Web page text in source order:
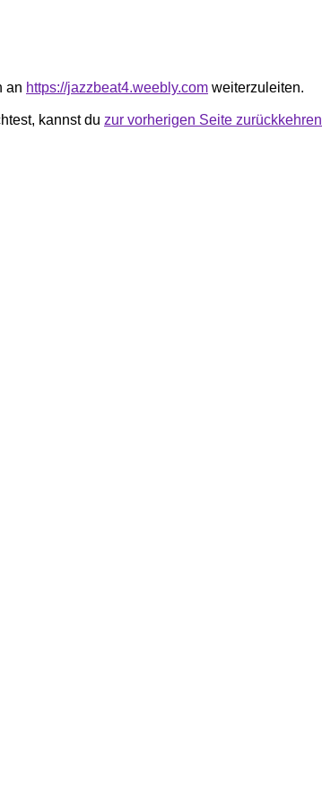
an https://jazzbeat4.weebly.com weiterzuleiten.
kannst du zur vorherigen Seite zurückkehren